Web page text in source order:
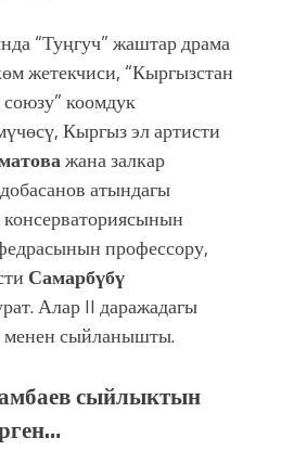
“Туңгуч” жаштар драма
жетекчиси, “Кыргызстан
коомдук
Кыргыз эл артисти
жана залкар
атындагы
профессору,
Самарбүбү
Алар II даражадагы
менен сыйланышты.
сыйлыктын